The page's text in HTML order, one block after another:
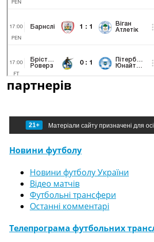
партнерів
21+ Матеріали сайту призначені для
Новини футболу
Новини футболу України
Відео матчів
Футбольні трансфери
Останні комментарі
Телепрограма футбольних